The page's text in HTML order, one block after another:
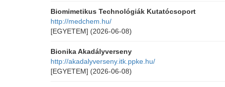
Biomimetikus Technológiák Kutatócsoport
http://medchem.hu/
[EGYETEM] (2026-06-08)
Bionika Akadályverseny
http://akadalyverseny.itk.ppke.hu/
[EGYETEM] (2026-06-08)